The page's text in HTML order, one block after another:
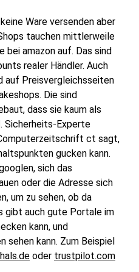
Ware versenden aber
tauchen mittlerweile
amazon auf. Das sind
realer Händler. Auch
auf Preisvergleichsseiten
Die sind
dass sie kaum als
Sicherheits-Experte
ct sagt,
gucken kann.
sich das
oder die Adresse sich
um zu sehen, ob da
gibt auch gute Portale im
kann, und
sehen kann. Zum Beispiel
oder trustpilot.com